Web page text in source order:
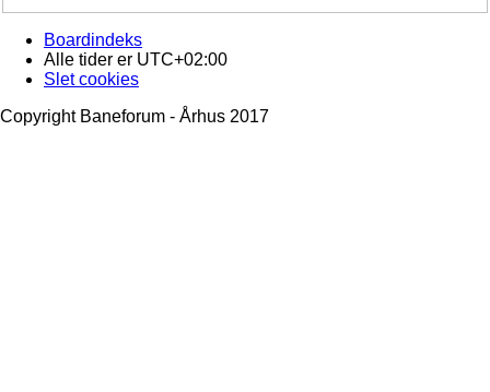
Boardindeks
Alle tider er UTC+02:00
Slet cookies
Copyright Baneforum - Århus 2017